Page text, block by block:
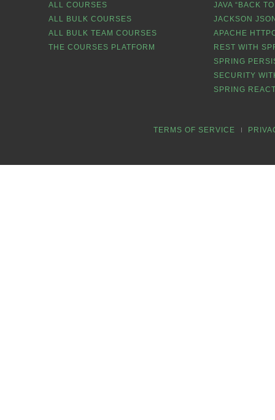
ALL COURSES
ALL BULK COURSES
ALL BULK TEAM COURSES
THE COURSES PLATFORM
JAVA “BACK
JACKSON
APACHE
REST WITH
SPRING
SECURITY
SPRING
TERMS OF SERVICE